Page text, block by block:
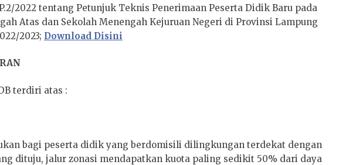
2022 tentang Petunjuk Teknis Penerimaan Peserta Didik Baru pada
Atas dan Sekolah Menengah Kejuruan Negeri di Provinsi Lampung
2023; Download Disini
terdiri atas :
bagi peserta didik yang berdomisili dilingkungan terdekat dengan
dituju, jalur zonasi mendapatkan kuota paling sedikit 50% dari daya